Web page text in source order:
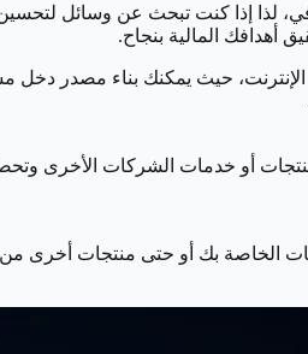
لذا إذا كنت تبحث عن وسائل
الإنترنت، حيث يمكنك بناء مصدر
أو خدمات الشركات الأخرى
الخاصة بك أو حتى منتجات أخرى من